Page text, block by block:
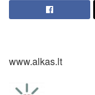
www.alkas.lt